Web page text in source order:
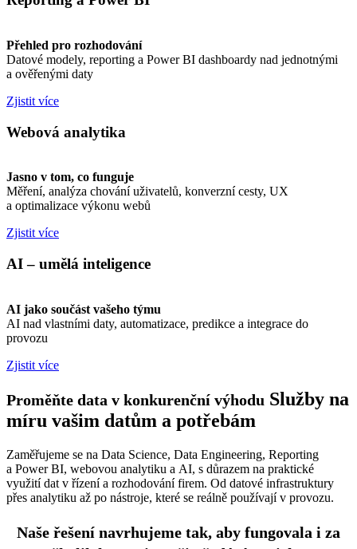
Přehled pro rozhodování
Datové modely, reporting a Power BI dashboardy nad jednotnými
a ověřenými daty
Zjistit více
Webová analytika
Jasno v tom, co funguje
Měření, analýza chování uživatelů, konverzní cesty, UX
a optimalizace výkonu webů
Zjistit více
AI – umělá inteligence
AI jako součást vašeho týmu
AI nad vlastními daty, automatizace, predikce a integrace do
provozu
Zjistit více
Proměňte data v konkurenční výhodu Služby na
míru vašim datům a potřebám
Zaměřujeme se na Data Science, Data Engineering, Reporting
a Power BI, webovou analytiku a AI, s důrazem na praktické
využití dat v řízení a rozhodování firem. Od datové infrastruktury
přes analytiku až po nástroje, které se reálně používají v provozu.
Naše řešení navrhujeme tak, aby fungovala i za